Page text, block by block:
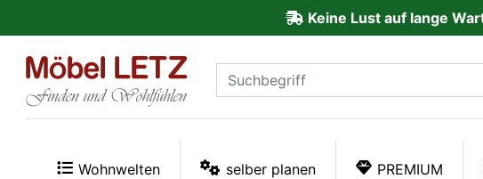
Keine Lust auf lange
Wohnwelten selber planen PREMIUM
Kundenmeinungen
PREMIUM